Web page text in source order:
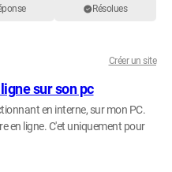
Résolues
Créer un site
sur son pc
en interne, sur mon PC.
en ligne. C'et uniquement pour